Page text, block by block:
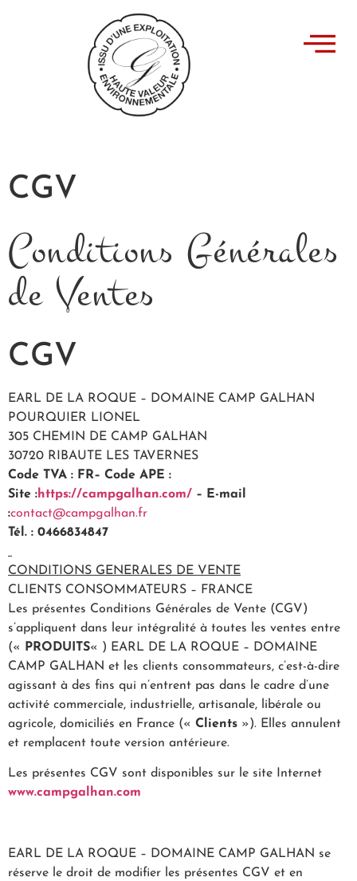
CGV
Conditions Générales
de Ventes
CGV
EARL DE LA ROQUE – DOMAINE CAMP GALHAN
POURQUIER LIONEL
305 CHEMIN DE CAMP GALHAN
30720 RIBAUTE LES TAVERNES
Code TVA : FR– Code APE :
Site :https://campgalhan.com/ – E-mail
:contact@campgalhan.fr
Tél. : 0466834847
CONDITIONS GENERALES DE VENTE
CLIENTS CONSOMMATEURS – FRANCE
Les présentes Conditions Générales de Vente (CGV)
s’appliquent dans leur intégralité à toutes les ventes entre
(«
PRODUITS« ) EARL DE LA ROQUE – DOMAINE
CAMP GALHAN et les clients consommateurs, c’est-à-dire
agissant à des fins qui n’entrent pas dans le cadre d’une
activité commerciale, industrielle, artisanale, libérale ou
agricole, domiciliés en France (« Clients »). Elles annulent
et remplacent toute version antérieure.
Les présentes CGV sont disponibles sur le site Internet
www.campgalhan.com
EARL DE LA ROQUE – DOMAINE CAMP GALHAN se
réserve le droit de modifier les présentes CGV et en